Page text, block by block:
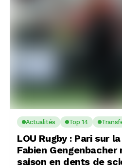
Actualités Top 14
LOU Rugby : Pari sur
Fabien Gengenbacher
saison en dents de